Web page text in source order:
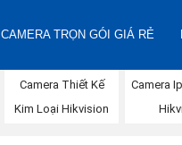
CAMERA TRỌN GÓI GIÁ RẺ
Camera Thiết Kế
Kim Loại Hikvision
Camera